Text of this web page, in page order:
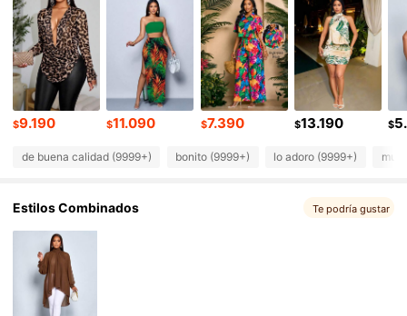
628K Seguidores
628K Seguidores
4,87 628K Seguidores
$9.190 $11.090 $7.390 $13.190 $
de buena calidad (9999+) bonito (9999+) lo adoro (9999+) muy
Estilos Combinados Te podría gustar